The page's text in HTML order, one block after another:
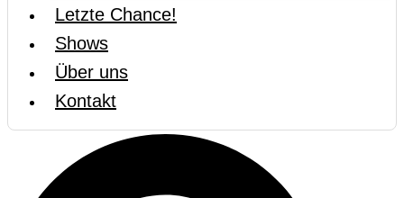
Letzte Chance!
Shows
Über uns
Kontakt